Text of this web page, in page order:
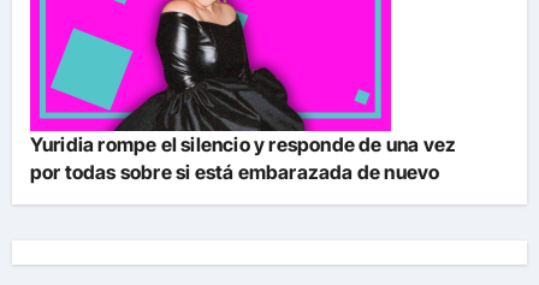
Yuridia rompe el silencio y responde de una vez
por todas sobre si está embarazada de nuevo